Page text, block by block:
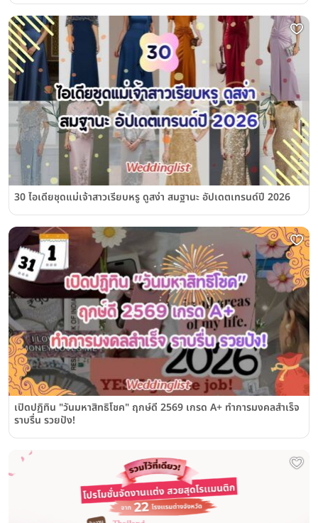
30 ไอเดียชุดแม่เจ้าสาวเรียบหรู ดูสง่า สมฐานะ อัปเดตเทรนด์ปี 2026
เปิดปฏิทิน "วันมหาสิทธิโชค" ฤกษ์ดี 2569 เกรด A+ ทำการมงคลสำเร็จ
ราบรื่น รวยปัง!